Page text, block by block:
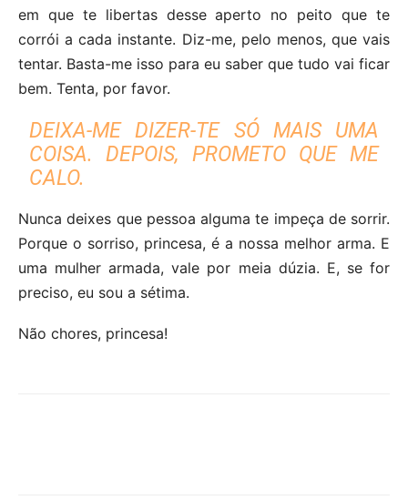
em que te libertas desse aperto no peito que te
corrói a cada instante. Diz-me, pelo menos, que vais
tentar. Basta-me isso para eu saber que tudo vai ficar
bem. Tenta, por favor.
DEIXA-ME DIZER-TE SÓ MAIS UMA
COISA. DEPOIS, PROMETO QUE ME
CALO.
Nunca deixes que pessoa alguma te impeça de sorrir.
Porque o sorriso, princesa, é a nossa melhor arma. E
uma mulher armada, vale por meia dúzia. E, se for
preciso, eu sou a sétima.
Não chores, princesa!